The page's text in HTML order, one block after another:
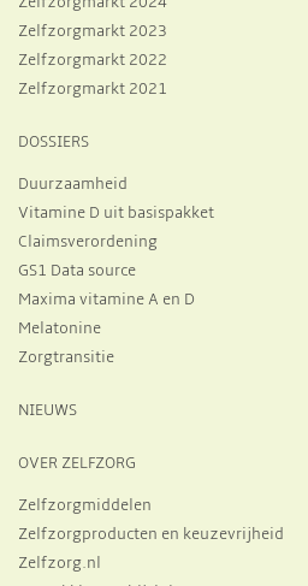
Zelfzorgmarkt 2023
Zelfzorgmarkt 2022
Zelfzorgmarkt 2021
DOSSIERS
Duurzaamheid
Vitamine D uit basispakket
Claimsverordening
GS1 Data source
Maxima vitamine A en D
Melatonine
Zorgtransitie
NIEUWS
OVER ZELFZORG
Zelfzorgmiddelen
Zelfzorgproducten en keuzevrijheid
Zelfzorg.nl